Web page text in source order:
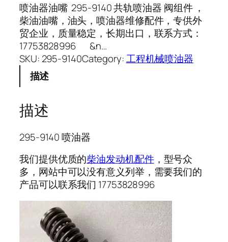
喷油器油嘴 295-9140 共轨喷油器 阀组件 ，
柴油油嘴，油头，喷油器维修配件，专供外
贸企业，质量稳定，长期出口，联系方式：
17753828996 &n…
SKU: 295-9140Category:工程机械喷油器
描述
描述
295-9140 喷油器
我们提供优质的柴油发动机配件，型号众
多，网站中可以没有意义列举，需要我们的
产品可以联系我们 17753828996